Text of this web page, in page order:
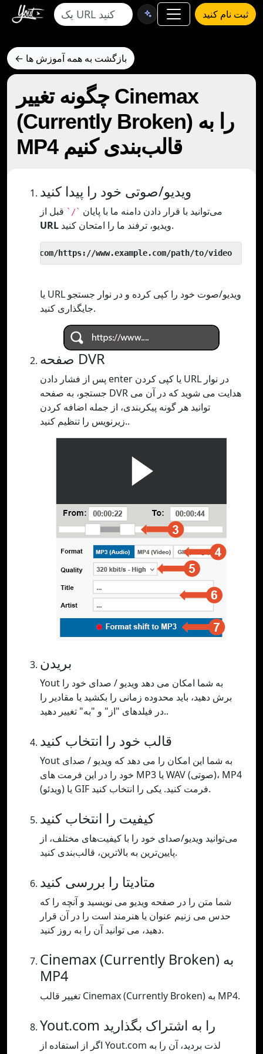
ثبت نام کنید
← بازگشت به همه آموزش ها
چگونه تغییر Cinemax
(Currently Broken) را به
MP4 قالب‌بندی کنیم
ویدیو/صوتی خود را پیدا کنید
می‌توانید با قرار دادن دامنه ما با پایان `/` قبل از
URL
ویدیو، ترفند ما را امتحان کنید.
یا URL ویدیو/صوت خود را کپی کرده و در نوار جستجو
جایگذاری کنید.
صفحه DVR
پس از فشار دادن enter یا کپی کردن URL در نوار
جستجو، به صفحه DVR هدایت می شوید که در آن می
توانید هر گونه پیکربندی، از جمله اضافه کردن
زیرنویس را تنظیم کنید..
بریدن
Yout به شما امکان می دهد ویدیو / صدای خود را
برش دهید، باید محدوده زمانی را بکشید یا مقادیر را
در فیلدهای "از" و "به" تغییر دهید..
قالب خود را انتخاب کنید
Yout به شما این امکان را می دهد که ویدیو / صدای
خود را در این فرمت های MP3 یا WAV (صوتی)، MP4
(ویدئو) یا GIF فرمت کنید. یکی را انتخاب کنید.
کیفیت را انتخاب کنید
می‌توانید ویدیو/صدای خود را با کیفیت‌های مختلف، از
پایین‌ترین به بالاترین، قالب‌بندی کنید.
متادیتا را بررسی کنید
شما متن را در صفحه ویدیو می نویسید و آنچه را که
حدس می زنیم عنوان یا هنرمند است را در آن قرار
دهید، می توانید آن را به روز کنید.
Cinemax (Currently Broken) به
MP4
تغییر قالب Cinemax (Currently Broken) به MP4.
Yout.com را به اشتراک بگذارید
اگر از استفاده از Yout.com لذت بردید، آن را به